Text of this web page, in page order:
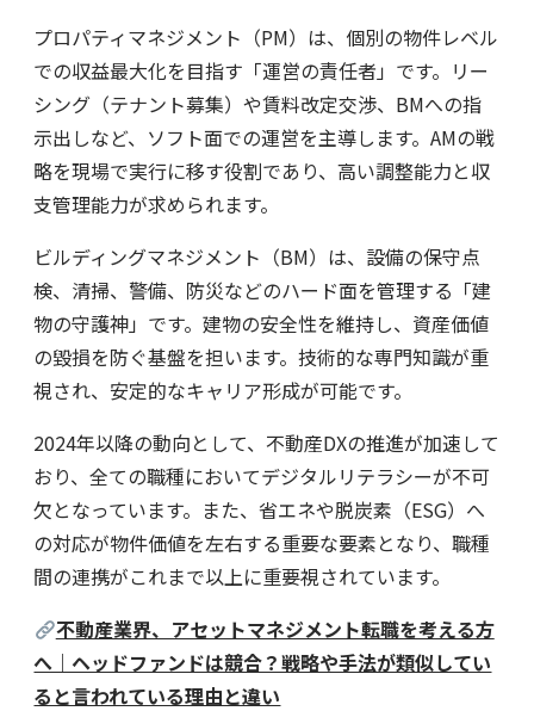
プロパティマネジメント（PM）は、個別の物件レベル
での収益最大化を目指す「運営の責任者」です。リー
シング（テナント募集）や賃料改定交渉、BMへの指
示出しなど、ソフト面での運営を主導します。AMの戦
略を現場で実行に移す役割であり、高い調整能力と収
支管理能力が求められます。
ビルディングマネジメント（BM）は、設備の保守点
検、清掃、警備、防災などのハード面を管理する「建
物の守護神」です。建物の安全性を維持し、資産価値
の毀損を防ぐ基盤を担います。技術的な専門知識が重
視され、安定的なキャリア形成が可能です。
2024年以降の動向として、不動産DXの推進が加速して
おり、全ての職種においてデジタルリテラシーが不可
欠となっています。また、省エネや脱炭素（ESG）へ
の対応が物件価値を左右する重要な要素となり、職種
間の連携がこれまで以上に重要視されています。
不動産業界、アセットマネジメント転職を考える方
へ｜ヘッドファンドは競合？戦略や手法が類似してい
ると言われている理由と違い